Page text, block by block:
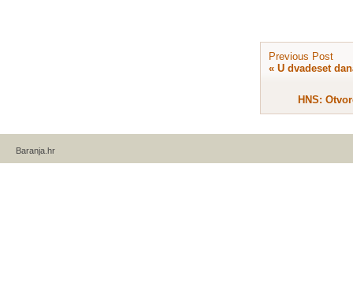
Previous Post
« U dvadeset
HNS:
Baranja.hr